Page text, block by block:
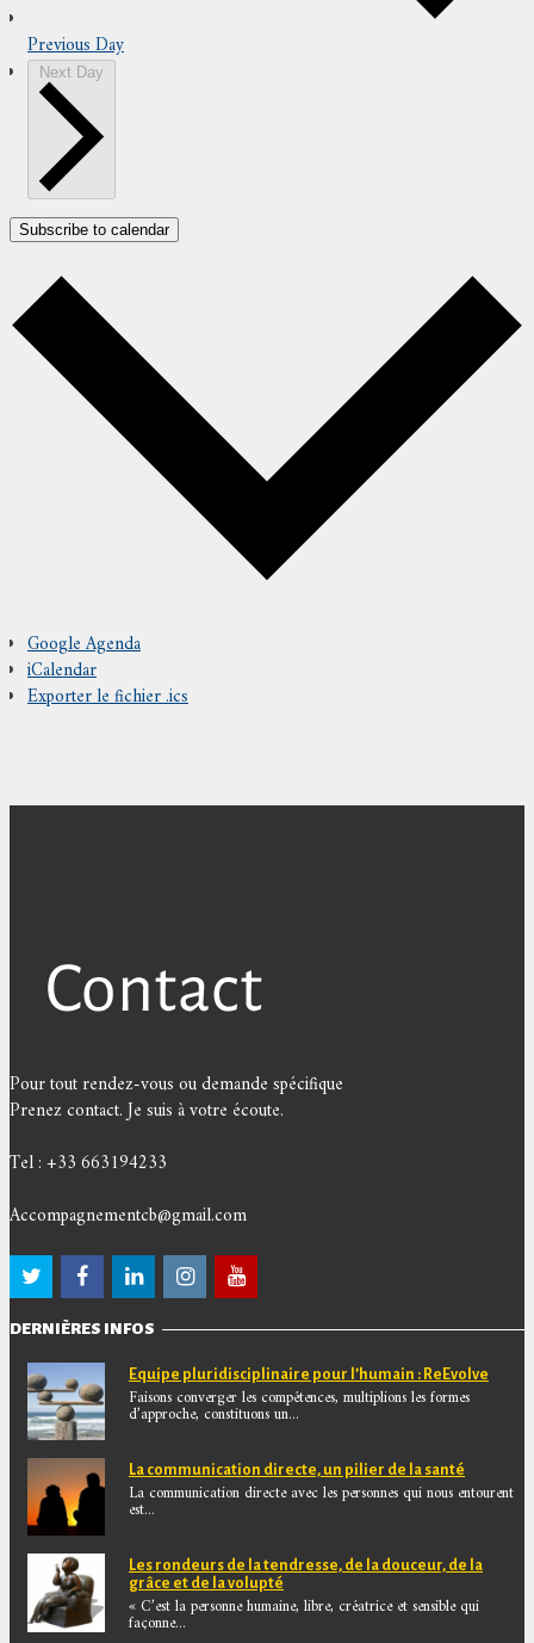
Previous Day
Next Day
Subscribe to calendar
Google Agenda
iCalendar
Exporter le fichier .ics
Pour tout rendez-vous ou demande spécifique
Prenez contact. Je suis à votre écoute.
Tel : +33 663194233
Accompagnementcb@gmail.com
DERNIÈRES INFOS
Equipe pluridisciplinaire pour l’humain : ReEvolve
Faisons converger les compétences, multiplions les formes
d’approche, constituons un...
La communication directe, un pilier de la santé
La communication directe avec les personnes qui nous entourent
est...
Les rondeurs de la tendresse, de la douceur, de la
grâce et de la volupté
« C’est la personne humaine, libre, créatrice et sensible qui
façonne...